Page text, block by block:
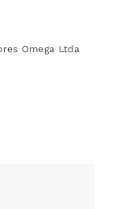
Omega Ltda